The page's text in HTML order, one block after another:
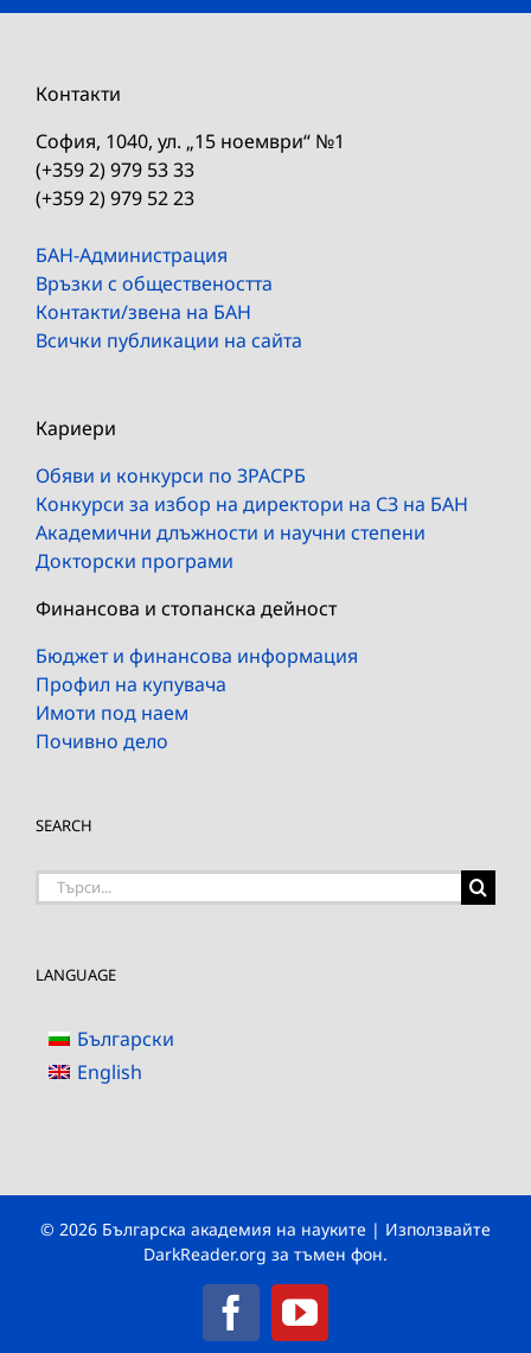
Контакти
София, 1040, ул. „15 ноември“ №1
(+359 2) 979 53 33
(+359 2) 979 52 23
БАН-Администрация
Връзки с обществеността
Контакти/звена на БАН
Всички публикации на сайта
Кариери
Обяви и конкурси по ЗРАСРБ
Конкурси за избор на директори на СЗ на БАН
Академични длъжности и научни степени
Докторски програми
Финансова и стопанска дейност
Бюджет и финансова информация
Профил на купувача
Имоти под наем
Почивно дело
SEARCH
Търсене
LANGUAGE
Български
English
© 2026 Българска академия на науките | Използвайте
DarkReader.org за тъмен фон.
FacebookYouTube